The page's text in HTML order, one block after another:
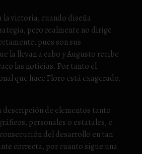
la victoria, cuando diseña
pero realmente no dirige
pues son sus
la llevan a cabo y Augusto recibe
las noticias. Por tanto el
que hace Floro está exagerado.
descripción de elementos tanto
personales o estatales, e
del desarrollo en tan
correcta, por cuanto sigue una